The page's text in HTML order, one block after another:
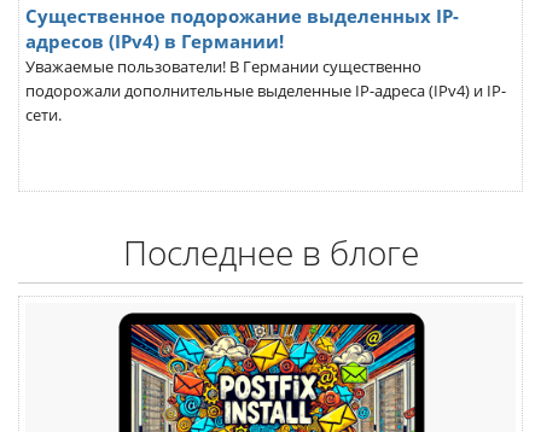
Существенное подорожание выделенных IP-
адресов (IPv4) в Германии!
Уважаемые пользователи! В Германии существенно
подорожали дополнительные выделенные IP-адреса (IPv4) и IP-
сети.
Последнее в блоге